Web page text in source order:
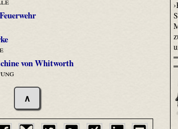
von Whitworth
∧